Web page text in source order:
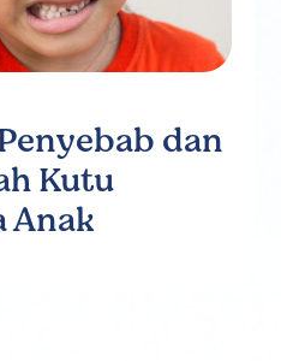
dan
Kutu
Anak